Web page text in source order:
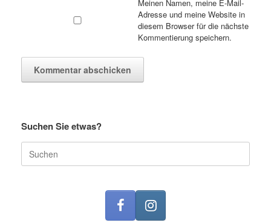
Meinen Namen, meine E-Mail-
Adresse und meine Website in
diesem Browser für die nächste
Kommentierung speichern.
Suchen Sie etwas?
Suche
nach: